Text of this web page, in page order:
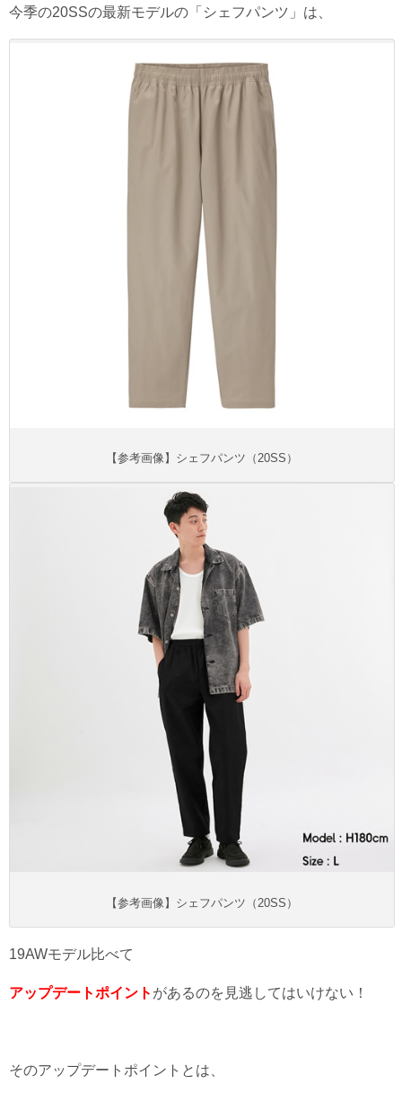
今季の20SSの最新モデルの「シェフパンツ」は、
【参考画像】シェフパンツ（20SS）
【参考画像】シェフパンツ（20SS）
19AWモデル比べて
アップデートポイント があるのを見逃してはいけない！
そのアップデートポイントとは、